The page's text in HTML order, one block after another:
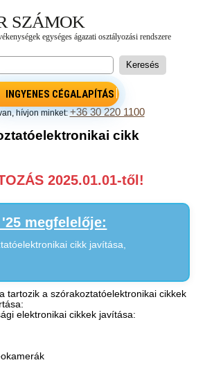
INGYENES CÉGALAPÍTÁS
hívjon minket:+36 30 220 1100
cikk
2025.01.01-től!
'25 megfelelője:
cikk javítása,
tartozik a szórakoztatóelektronikai cikkek
elektronikai cikkek javítása: